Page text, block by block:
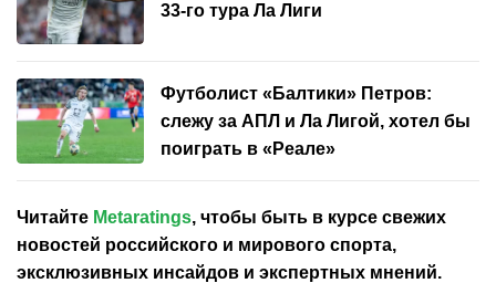
33-го тура Ла Лиги
Футболист «Балтики» Петров:
слежу за АПЛ и Ла Лигой, хотел бы
поиграть в «Реале»
Читайте Metaratings, чтобы быть в курсе свежих
новостей российского и мирового спорта,
эксклюзивных инсайдов и экспертных мнений.